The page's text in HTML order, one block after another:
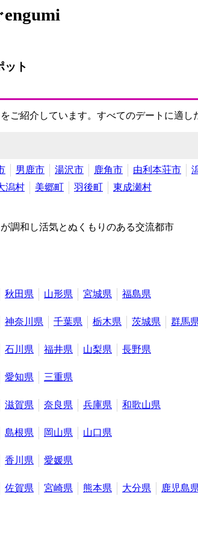
engumi
ット
ご紹介しています。すべてのデートに適
男鹿市 湯沢市 鹿角市 由利本荘市
潟村 美郷町 羽後町 東成瀬村
調和し活気とぬくもりのある交流都市
秋田県 山形県 宮城県 福島県
神奈川県 千葉県 栃木県 茨城県 群馬
石川県 福井県 山梨県 長野県
愛知県 三重県
滋賀県 奈良県 兵庫県 和歌山県
島根県 岡山県 山口県
香川県 愛媛県
佐賀県 宮崎県 熊本県 大分県 鹿児島